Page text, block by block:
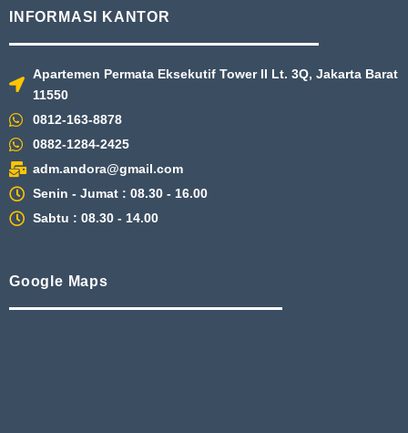
INFORMASI KANTOR
Apartemen Permata Eksekutif Tower II Lt. 3Q, Jakarta Barat
11550
0812-163-8878
0882-1284-2425
adm.andora@gmail.com
Senin - Jumat : 08.30 - 16.00
Sabtu : 08.30 - 14.00
Google Maps